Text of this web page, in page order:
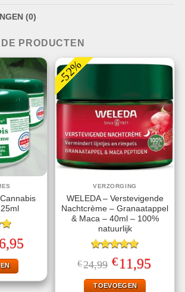
(0)
PRODUCTEN
prijs
-52%
VERZORGING
WELEDA – Verstevigende
Nachtcrème – Granaatappel
& Maca – 40ml – 100%
natuurlijk
Gewaardeerd
5.00uit 5
€24,99 Oorspronkelijke
prijs
was:
€24,99.
€11,95prijs
TOEVOEGEN